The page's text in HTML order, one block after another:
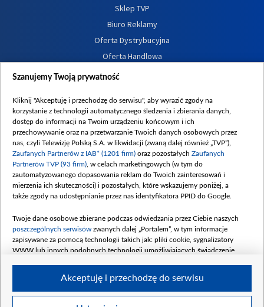
Sklep TVP
Biuro Reklamy
Oferta Dystrybucyjna
Oferta Handlowa
Dostępność
Procedura zgłoszeń wewnętrznych
Szanujemy Twoją prywatność
Kliknij "Akceptuję i przechodzę do serwisu", aby wyrazić zgody na
korzystanie z technologii automatycznego śledzenia i zbierania danych,
dostęp do informacji na Twoim urządzeniu końcowym i ich
przechowywanie oraz na przetwarzanie Twoich danych osobowych przez
nas, czyli Telewizję Polską S.A. w likwidacji (zwaną dalej również „TVP”),
Zaufanych Partnerów z IAB* (1201 firm) oraz pozostałych Zaufanych
Partnerów TVP (93 firm) , w celach marketingowych (w tym do
zautomatyzowanego dopasowania reklam do Twoich zainteresowań i
mierzenia ich skuteczności) i pozostałych, które wskazujemy poniżej, a
także zgody na udostępnianie przez nas identyfikatora PPID do Google.
Twoje dane osobowe zbierane podczas odwiedzania przez Ciebie naszych
poszczególnych serwisów zwanych dalej „Portalem”, w tym informacje
zapisywane za pomocą technologii takich jak: pliki cookie, sygnalizatory
WWW lub innych podobnych technologii umożliwiających świadczenie
Twoje dane osobowe zbierane podczas odwiedzania przez Ciebie
Akceptuję i przechodzę do serwisu